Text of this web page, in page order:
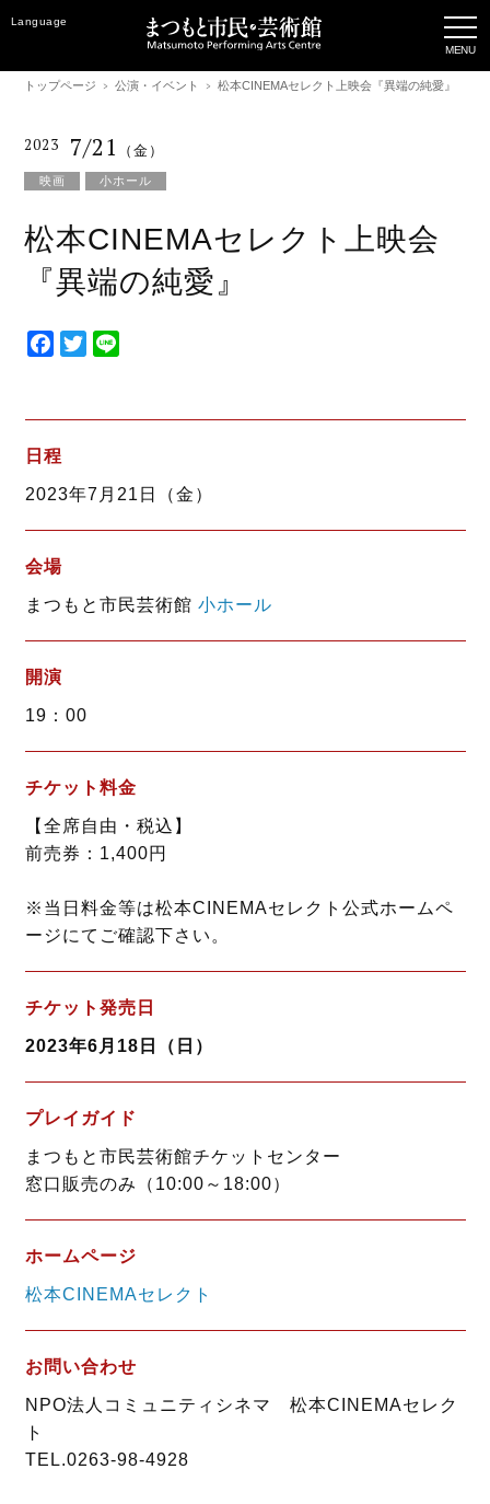
Language
トップページ 公演・イベント 松本CINEMAセレクト上映会『異端の純愛』
2023 7/21 （金）
映画 小ホール
松本CINEMAセレクト上映会
『異端の純愛』
F
e
b
o
k
T
t
r
e
日程
2023年7月21日（金）
会場
まつもと市民芸術館 小ホール
開演
19：00
チケット料金
【全席自由・税込】
前売券：1,400円
※当日料金等は松本CINEMAセレクト公式ホームペ
ージにてご確認下さい。
チケット発売日
2023年6月18日（日）
プレイガイド
まつもと市民芸術館チケットセンター
窓口販売のみ（10:00～18:00）
ホームページ
松本CINEMAセレクト
お問い合わせ
NPO法人コミュニティシネマ 松本CINEMAセレク
ト
TEL.0263-98-4928